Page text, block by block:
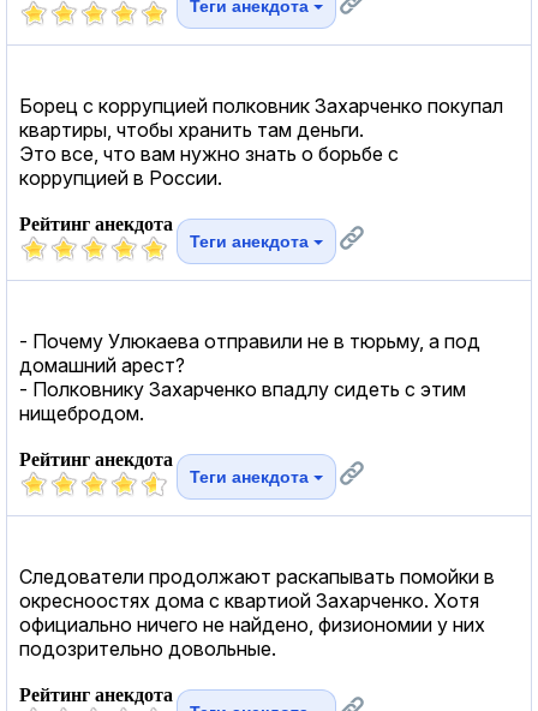
Теги анекдота
Борец с коррупцией полковник Захарченко покупал
квартиры, чтобы хранить там деньги.
Это все, что вам нужно знать о борьбе с
коррупцией в России.
Рейтинг анекдота
Теги анекдота
- Почему Улюкаева отправили не в тюрьму, а под
домашний арест?
- Полковнику Захарченко впадлу сидеть с этим
нищебродом.
Рейтинг анекдота
Теги анекдота
Следователи продолжают раскапывать помойки в
окресноостях дома с квартиой Захарченко. Хотя
официально ничего не найдено, физиономии у них
подозрительно довольные.
Рейтинг анекдота